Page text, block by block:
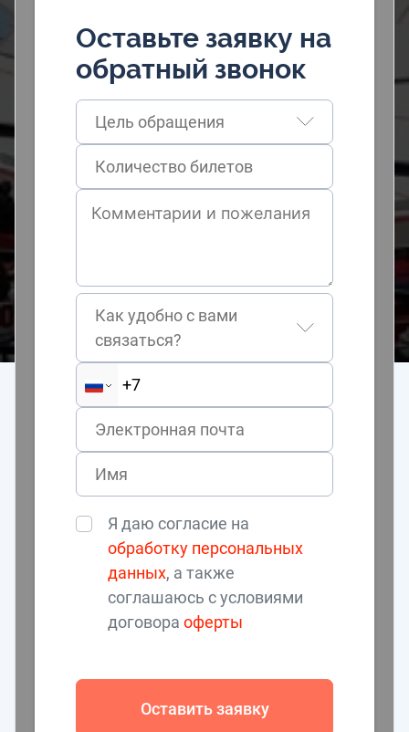
Оставьте заявку на
обратный звонок
Цель обращения
Как удобно с вами
связаться?
Я даю согласие на
обработку персональных
данных, а также
соглашаюсь с условиями
договораоферты
Оставить заявку